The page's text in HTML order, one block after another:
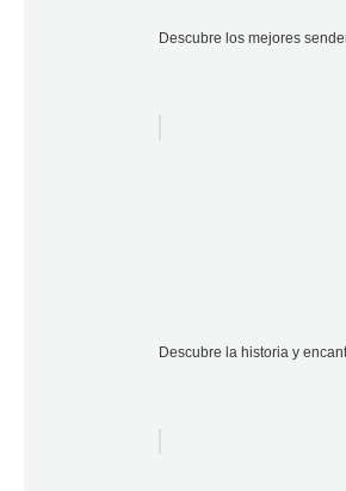
Descubre los mejores
Descubre la historia y